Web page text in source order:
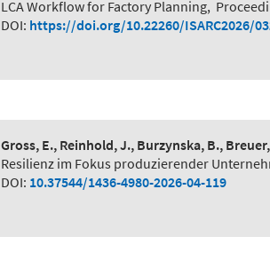
LCA Workflow for Factory Planning,
DOI: https://doi.org/10.22260/ISARC2026/
Gross, E., Reinhold, J., Burzynska, B.,
Resilienz im Fokus produzierender
DOI: 10.37544/1436-4980-2026-04-119